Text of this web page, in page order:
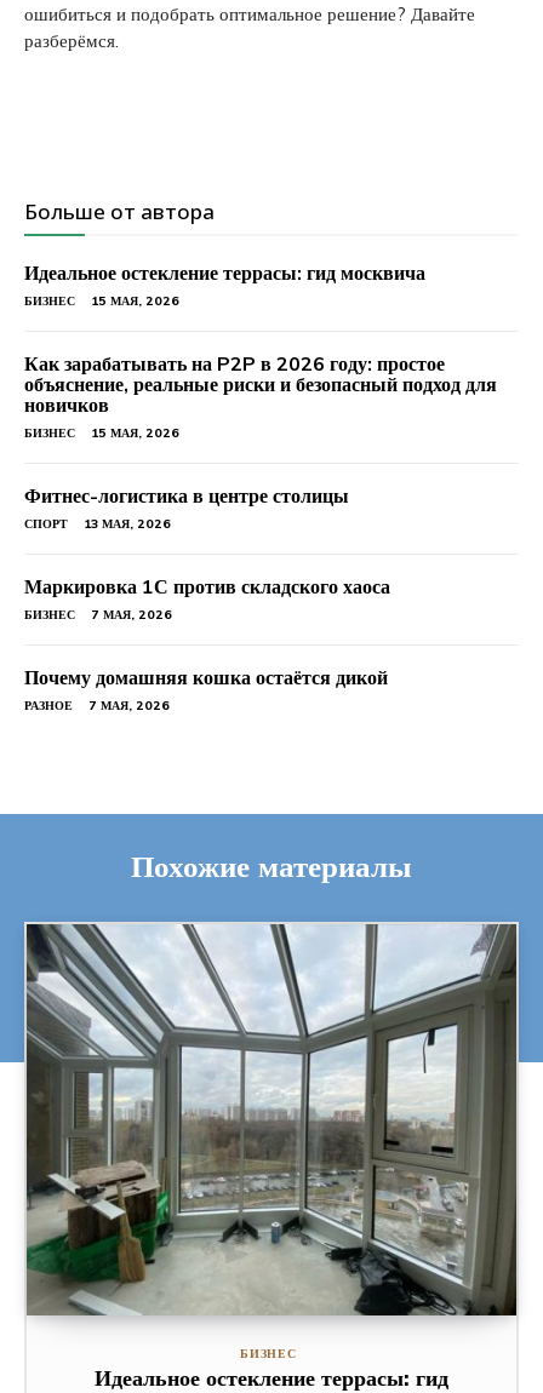
ошибиться и подобрать оптимальное решение? Давайте
разберёмся.
Больше от автора
Идеальное остекление террасы: гид москвича
БИЗНЕС 15 МАЯ, 2026
Как зарабатывать на P2P в 2026 году: простое
объяснение, реальные риски и безопасный подход для
новичков
БИЗНЕС 15 МАЯ, 2026
Фитнес-логистика в центре столицы
СПОРТ 13 МАЯ, 2026
Маркировка 1С против складского хаоса
БИЗНЕС 7 МАЯ, 2026
Почему домашняя кошка остаётся дикой
РАЗНОЕ 7 МАЯ, 2026
Похожие материалы
БИЗНЕС
Идеальное остекление террасы: гид